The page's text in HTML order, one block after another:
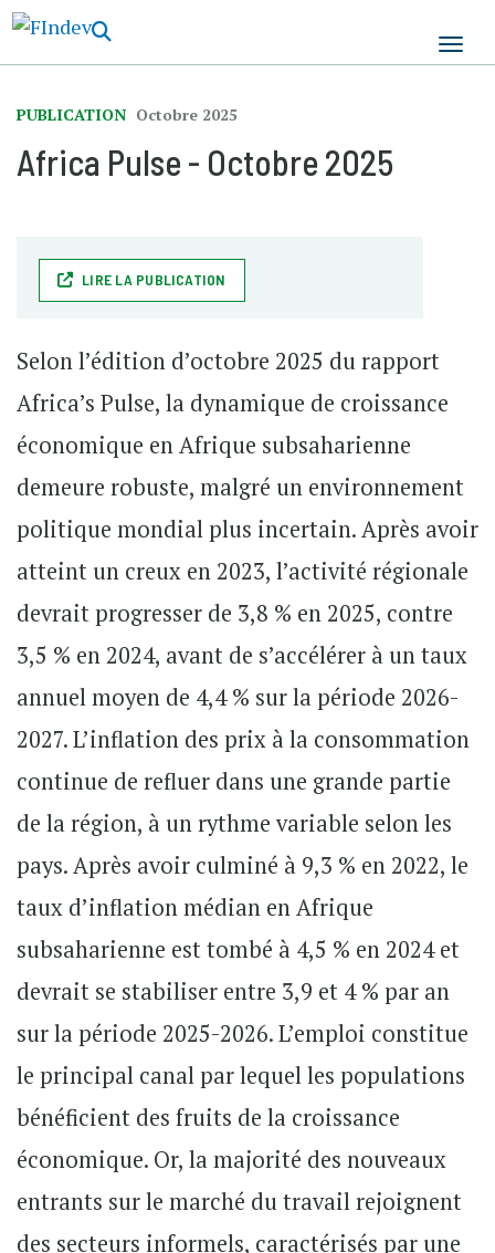
PUBLICATION Octobre 2025
Africa Pulse - Octobre 2025
LIRE LA PUBLICATION
Selon l’édition d’octobre 2025 du rapport
Africa’s Pulse, la dynamique de croissance
économique en Afrique subsaharienne
demeure robuste, malgré un environnement
politique mondial plus incertain. Après avoir
atteint un creux en 2023, l’activité régionale
devrait progresser de 3,8 % en 2025, contre
3,5 % en 2024, avant de s’accélérer à un taux
annuel moyen de 4,4 % sur la période 2026-
2027. L’inflation des prix à la consommation
continue de refluer dans une grande partie
de la région, à un rythme variable selon les
pays. Après avoir culminé à 9,3 % en 2022, le
taux d’inflation médian en Afrique
subsaharienne est tombé à 4,5 % en 2024 et
devrait se stabiliser entre 3,9 et 4 % par an
sur la période 2025-2026. L’emploi constitue
le principal canal par lequel les populations
bénéficient des fruits de la croissance
économique. Or, la majorité des nouveaux
entrants sur le marché du travail rejoignent
des secteurs informels, caractérisés par une